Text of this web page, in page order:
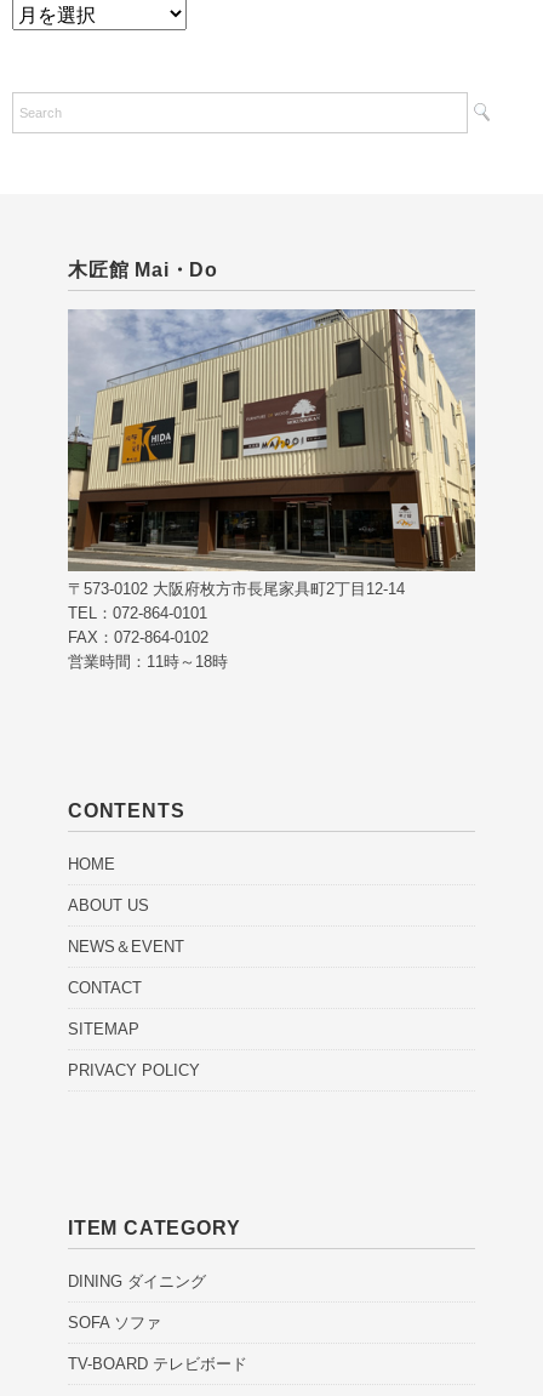
過
記
事
木匠館 Mai・Do
〒573-0102 大阪府枚方市長尾家具町2丁目12-14
TEL：072-864-0101
FAX：072-864-0102
営業時間：11時～18時
CONTENTS
HOME
ABOUT US
NEWS＆EVENT
CONTACT
SITEMAP
PRIVACY POLICY
ITEM CATEGORY
DINING ダイニング
SOFA ソファ
TV-BOARD テレビボード